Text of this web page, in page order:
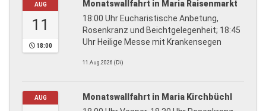
AUG
11
18:00
Monatswallfahrt in Maria Raisenmarkt
18:00 Uhr Eucharistische Anbetung,
Rosenkranz und Beichtgelegenheit; 18:45
Uhr Heilige Messe mit Krankensegen
11.Aug.2026 (Di)
AUG
Monatswallfahrt in Maria Kirchbüchl